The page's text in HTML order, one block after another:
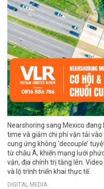
Nearshoring sang Mexico
time và giảm chi phí vận tải
cung ứng không ‘decouple’
từ châu Á, khiến mạng lưới
vận, địa chính trị tăng lên.
và lộ trình triển khai thực tế.
DIGITAL MEDIA